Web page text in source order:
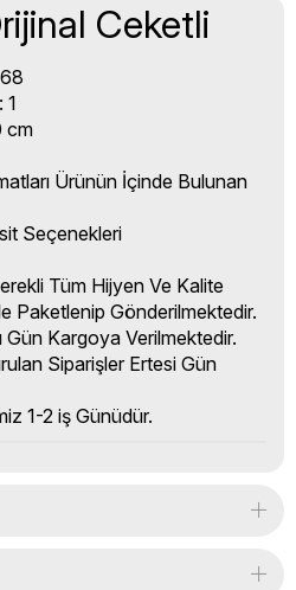
Ceketli
1
cm
Ürünün İçinde Bulunan
Seçenekleri
Tüm Hijyen Ve Kalite
Paketlenip Gönderilmektedir.
Gün Kargoya Verilmektedir.
Siparişler Ertesi Gün
1-2 iş Günüdür.